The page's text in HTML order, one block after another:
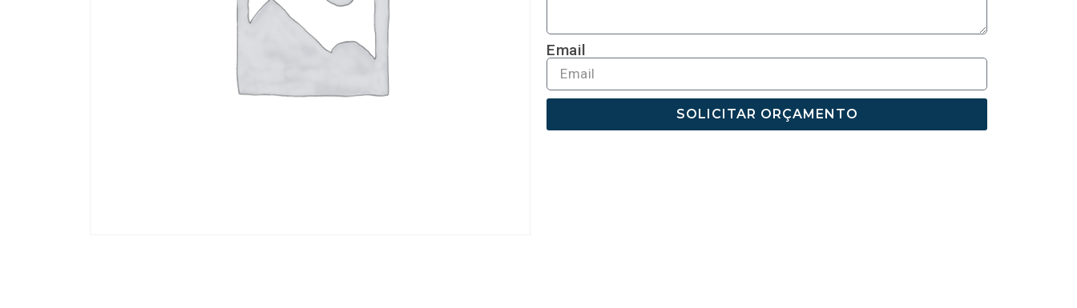
Email
SOLICITAR ORÇAMENTO